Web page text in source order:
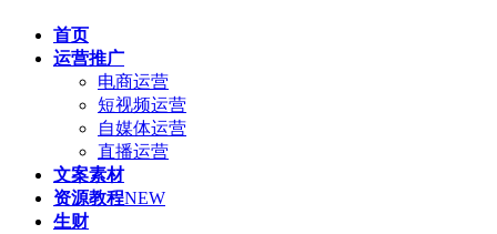
首页
运营推广
电商运营
短视频运营
自媒体运营
直播运营
文案素材
资源教程NEW
生财